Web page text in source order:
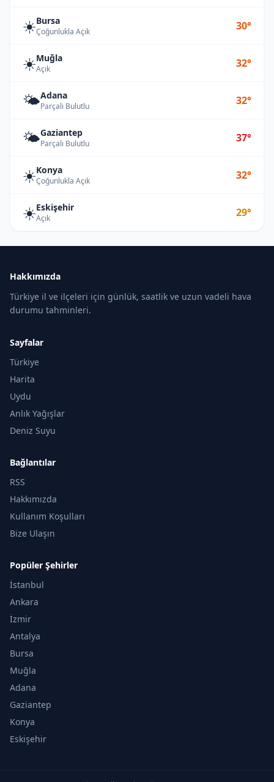
☀️Bursa
Çoğunlukla Açık 30°
☀️Muğla
Açık 32°
🌤️Adana
Parçalı Bulutlu 32°
🌤️Gaziantep
Parçalı Bulutlu 37°
☀️Konya
Çoğunlukla Açık 32°
☀️Eskişehir
Açık 29°
Hakkımızda
Türkiye il ve ilçeleri için günlük, saatlik ve uzun vadeli hava
durumu tahminleri.
Sayfalar
Türkiye
Harita
Uydu
Anlık Yağışlar
Deniz Suyu
Bağlantılar
RSS
Hakkımızda
Kullanım Koşulları
Bize Ulaşın
Popüler Şehirler
İstanbul
Ankara
İzmir
Antalya
Bursa
Muğla
Adana
Gaziantep
Konya
Eskişehir